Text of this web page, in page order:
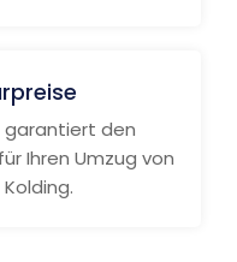
garantiert den
Ihren Umzug von